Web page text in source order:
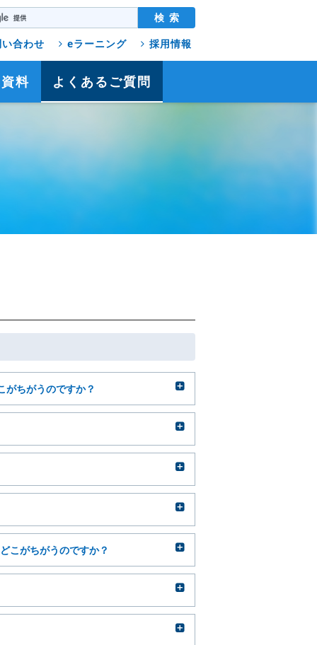
合わせ eラーニング 採用情報
料 よくあるご質問
がちがうのですか？
こがちがうのですか？